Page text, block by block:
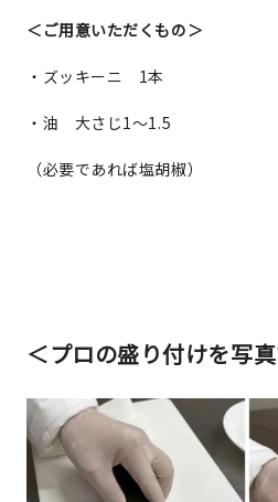
＜ご用意いただくもの＞
・ズッキーニ 1本
・油 大さじ1～1.5
（必要であれば塩胡椒）
＜プロの盛り付けを写